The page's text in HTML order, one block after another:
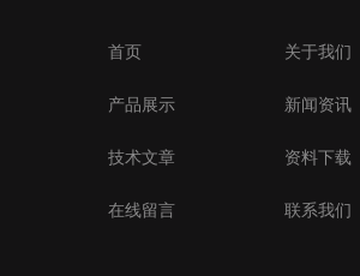
首页 关于我们
产品展示 新闻资讯
技术文章 资料下载
在线留言 联系我们